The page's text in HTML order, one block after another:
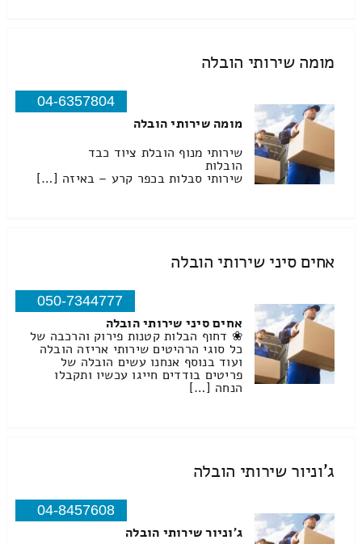
מומה שירותי הובלה
04-6357804
מומה שירותי הובלה
שירותי מנוף הובלת ציוד כבד
הובלות
שירותי סבלות בכפר קרע – באיזה […]
אחים סיני שירותי הובלה
050-7344777
אחים סיני שירותי הובלה
❀ דחוף הבלות קטנות פירוק והרכבה של
כל סוגי הרהיטים שירותי אריזה הובלה
ועוד בנוסף אנחנו עשים הובלה של
פריטים בודדים חייגו עכשיו ותקבלו
הנחה […]
ג'וניור שירותי הובלה
04-8457608
ג'וניור שירותי הובלה